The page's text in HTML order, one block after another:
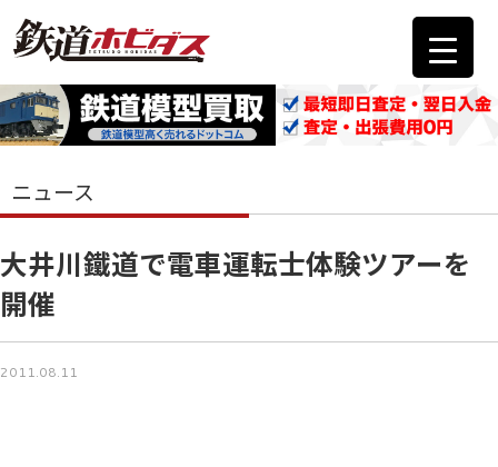
ニュース
大井川鐵道で電車運転士体験ツアーを
開催
2011.08.11